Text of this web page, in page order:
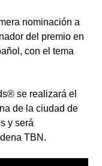
nominación a
del premio en
con el tema
se realizará el
de la ciudad de
y será
TBN.